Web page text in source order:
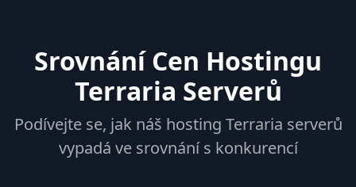
Srovnání Cen Hostingu
Terraria Serverů
Podívejte se, jak náš hosting Terraria serverů
vypadá ve srovnání s konkurencí